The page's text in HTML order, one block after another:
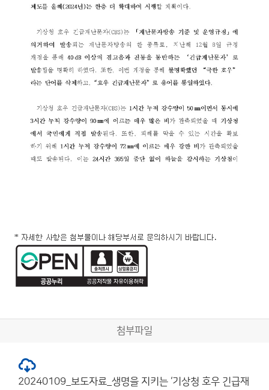
첨부파일
20240109_보도자료_생명을 지키는 ‘기상청 호우 긴급재